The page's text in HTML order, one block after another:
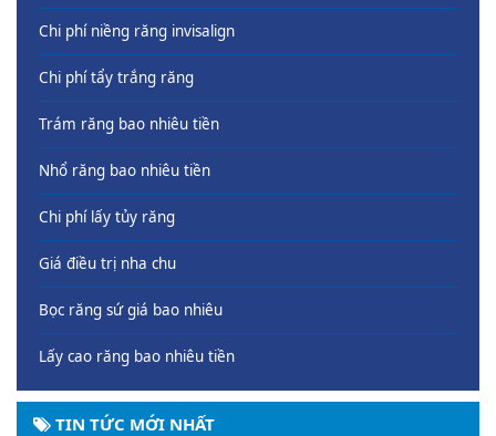
Chi phí niềng răng invisalign
Chi phí tẩy trắng răng
Trám răng bao nhiêu tiền
Nhổ răng bao nhiêu tiền
Chi phí lấy tủy răng
Giá điều trị nha chu
Bọc răng sứ giá bao nhiêu
Lấy cao răng bao nhiêu tiền
TIN TỨC MỚI NHẤT